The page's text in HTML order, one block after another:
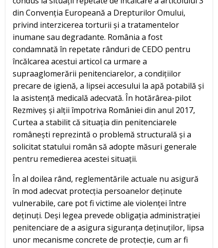
din Convenția Europeană a Drepturilor Omului,
privind interzicerea torturii și a tratamentelor
inumane sau degradante. România a fost
condamnată în repetate rânduri de CEDO pentru
încălcarea acestui articol ca urmare a
supraaglomerării penitenciarelor, a condițiilor
precare de igienă, a lipsei accesului la apă potabilă și
la asistență medicală adecvată. În hotărârea-pilot
Rezmiveș și alții împotriva României din anul 2017,
Curtea a stabilit că situația din penitenciarele
românești reprezintă o problemă structurală și a
solicitat statului român să adopte măsuri generale
pentru remedierea acestei situații.
În al doilea rând, reglementările actuale nu asigură
în mod adecvat protecția persoanelor deținute
vulnerabile, care pot fi victime ale violenței între
deținuți. Deși legea prevede obligația administrației
penitenciare de a asigura siguranța deținuților, lipsa
unor mecanisme concrete de protecție, cum ar fi